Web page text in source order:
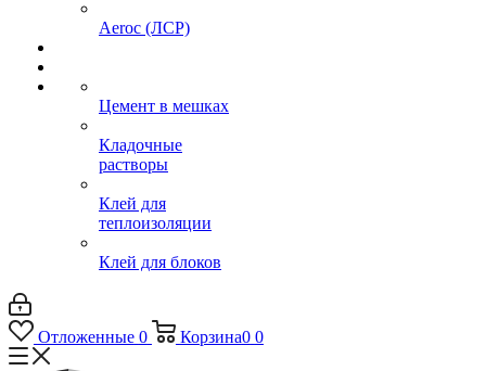
Aeroc (ЛСР)
Цемент в мешках
Кладочные
растворы
Клей для
теплоизоляции
Клей для блоков
Отложенные 0 Корзина0 0